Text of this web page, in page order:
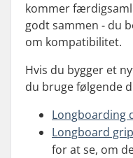
kommer
godt sammen - du
om kompatibilitet.
Hvis du bygger et
du bruge følgende
Longboarding
Longboard
for at se, om